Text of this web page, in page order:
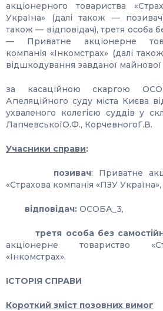
акціонерного товариства
Україна» (далі також —
також — відповідач), третя особа
— Приватне акціонерне
компанія «Інкомстрах» (далі
відшкодування завданої
за касаційною скаргою
Апеляційного суду міста Києва
ухваленого колегією суддів у
ЛапчевськоїО.Ф., КорчевногоГ.В.
Учасники справи:
позивач: Приватне
«Страхова компанія «ПЗУ Україна»,
відповідач: ОСОБА_3,
третя особа без
акціонерне товариство
«Інкомстрах».
ІСТОРІЯ СПРАВИ
Короткий зміст позовних вимог